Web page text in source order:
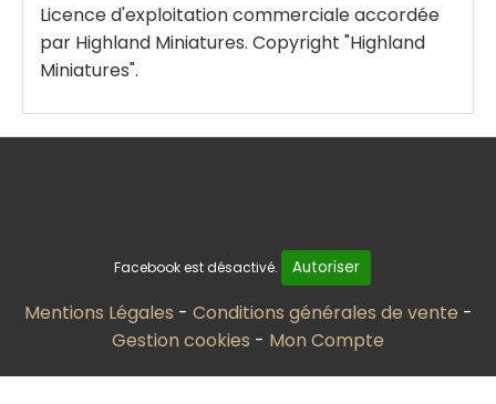
Licence d'exploitation commerciale accordée
par Highland Miniatures. Copyright "Highland
Miniatures".
Facebook est désactivé. Autoriser
Mentions Légales
Conditions générales de vente
Gestion cookies
Mon Compte